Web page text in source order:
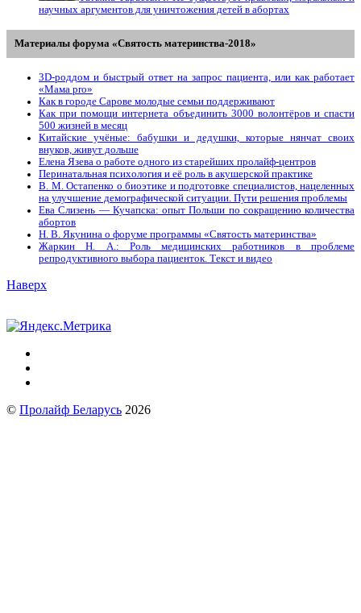
научных аргументов для уничтожения детей в абортах
Материалы форума «Святость материнства-2018»
3D-роддом и быстрый ответ на запрос пациента, или как работает
«Мама prо»
Как в городе Сарове молодые семьи поддерживают
Как при помощи интернета объединить 3000 волонтёров и спасти
500 жизней в месяц
Китайские учёные: бабушки и дедушки, которые нянчат своих
внуков, живут дольше
Елена Язева о работе одного из старейших пролайф-центров
Перинатальная психология и её роль в акушерской практике
В. М. Остапенко о биоэтике и подготовке специалистов, нацеленных
на улучшение демографической ситуации. Пути решения проблемы
Ева Слизень — Кучапска: опыт Польши по сокращению количества
абортов
Н. В. Якунина о форуме программы «Святость материнства»
Жаркин Н. А.: Роль медицинских работников в проблеме
репродуктивного выбора пациенток. Tекст и видео
Наверх
© Пролайф Беларусь 2026